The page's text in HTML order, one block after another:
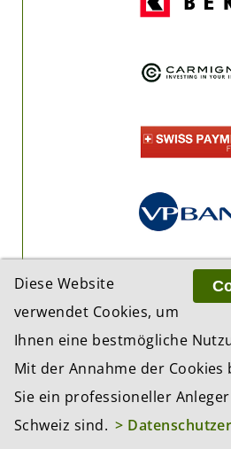
Diese Website
verwendet Cookies, um
Ihnen eine bestmögliche
Mit der Annahme der Cookies
Sie ein professioneller
Schweiz sind. >